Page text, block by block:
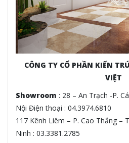
CÔNG TY CỔ PHẦN KIẾN
VIỆT
Showroom : 28 – An Trạch -P.
Nội Điện thoại : 04.3974.6810
117 Kênh Liêm – P. Cao Thắng –
Ninh : 03.3381.2785